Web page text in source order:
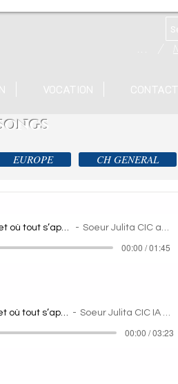
VOCATION CONTACT
EUROPE CH GENERAL
Dans le secret où tout s’apaise, (3) Soeur Julita CIC avec IA
00:00 / 01:45
Dans le secret où tout s’apaise, Soeur Julita CIC IA sono
00:00 / 03:23